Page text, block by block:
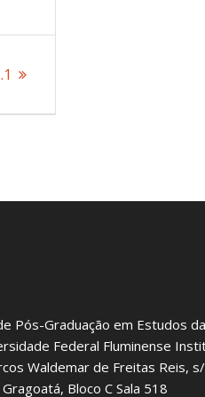
Pós-Graduação em Estudos
Federal Fluminense
Waldemar de Freitas Reis, s/
Bloco C Sala 518